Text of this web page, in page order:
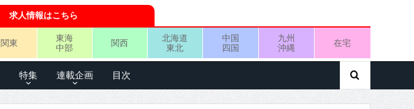
求人情報はこちら
関東
東海
中部
関西
北海道
東北
中国
四国
九州
沖縄
在宅
特集 連載企画 目次